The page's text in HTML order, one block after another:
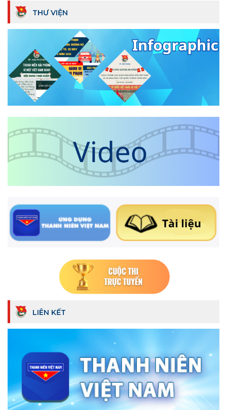
THƯ VIỆN
LIÊN KẾT